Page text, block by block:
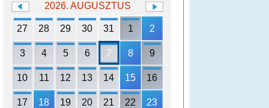
2026. AUGUSZTUS
27 28 29 30 31 1 2
3 4 5 6 7 8 9
10 11 12 13 14 15 16
17 18 19 20 21 22 23